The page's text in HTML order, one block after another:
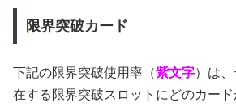
限界突破カード
下記の限界突破使用率（紫文字）は
在する限界突破スロットにどのカー